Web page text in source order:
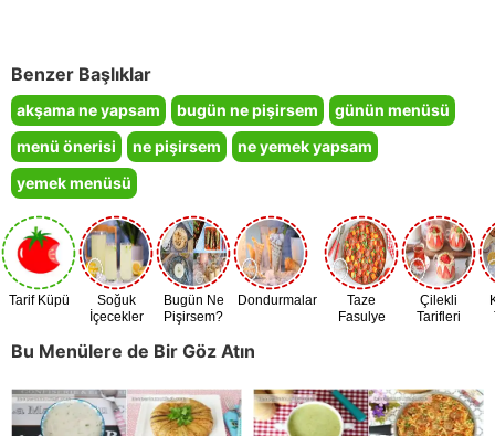
Benzer Başlıklar
akşama ne yapsam bugün ne pişirsem
günün menüsü
menü önerisi
ne pişirsem
ne yemek yapsam
yemek menüsü
Tarif Küpü
Soğuk
İçecekler
Bugün Ne
Pişirsem?
Dondurmalar
Taze
Fasulye
Çilekli
Tarifleri
Bu Menülere de Bir Göz Atın